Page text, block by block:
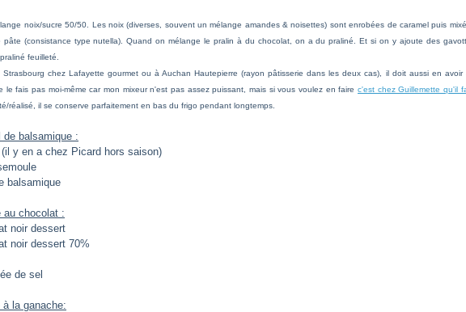
noix/sucre 50/50. Les noix (diverses, souvent un mélange amandes & noisettes) sont enrobées de caramel puis
pâte (consistance type nutella). Quand on mélange le pralin à du chocolat, on a du praliné. Et si on y ajoute des
feuilleté.
Strasbourg chez Lafayette gourmet ou à Auchan Hautepierre (rayon pâtisserie dans les deux cas), il doit aussi en avoir
le fais pas moi-même car mon mixeur n'est pas assez puissant,
mais si vous voulez en fairec'est chez Guillemette qu'il
réalisé, il se conserve parfaitement en bas du frigo pendant longtemps.
de balsamique :
y en a chez Picard hors saison)
balsamique
au chocolat :
noir dessert
noir dessert 70%
de sel
à la ganache: